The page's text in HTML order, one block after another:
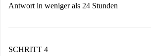
Vermieter zustimmt.
Antwort in weniger als 24 Stunden
stellen den Kontakt her.
SCHRITT 4